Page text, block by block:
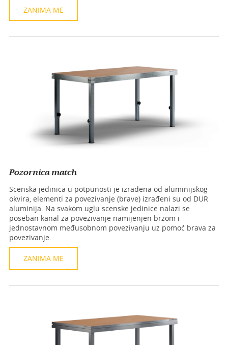
ZANIMA ME
Pozornica match
Scenska jedinica u potpunosti je izrađena od aluminijskog
okvira, elementi za povezivanje (brave) izrađeni su od DUR
aluminija. Na svakom uglu scenske jedinice nalazi se
poseban kanal za povezivanje namijenjen brzom i
jednostavnom međusobnom povezivanju uz pomoć brava za
povezivanje.
ZANIMA ME